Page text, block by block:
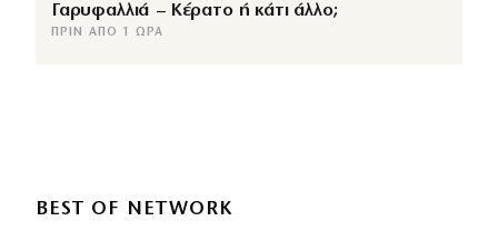
Γαρυφαλλιά – Κέρατο ή κάτι άλλο;
ΠΡΙΝ ΑΠΌ 1 ΏΡΑ
BEST OF NETWORK